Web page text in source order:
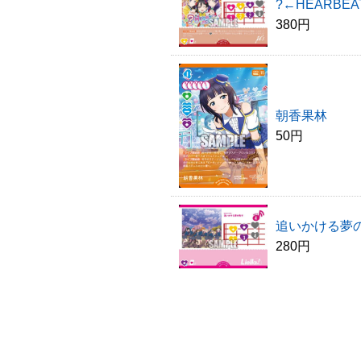
380円
朝香果林
50円
追いかける夢
280円